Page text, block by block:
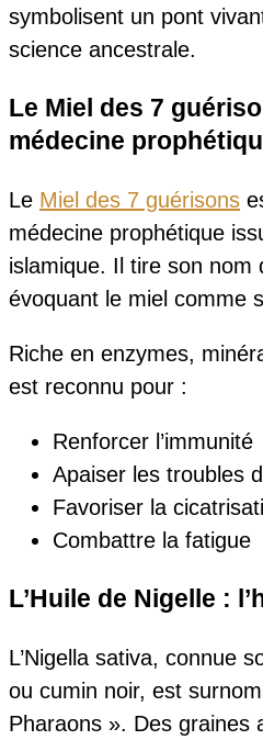
symbolisent un pont
science ancestrale.
Le Miel des 7
médecine
Le Miel des 7 guérisons
médecine prophétique
islamique. Il tire son nom
évoquant le miel comme
Riche en enzymes,
est reconnu pour :
Renforcer l’immunité
Apaiser les troubles
Favoriser la
Combattre la fatigue
L’Huile de Nigelle :
L’Nigella sativa, connue
ou cumin noir, est
Pharaons ». Des graines